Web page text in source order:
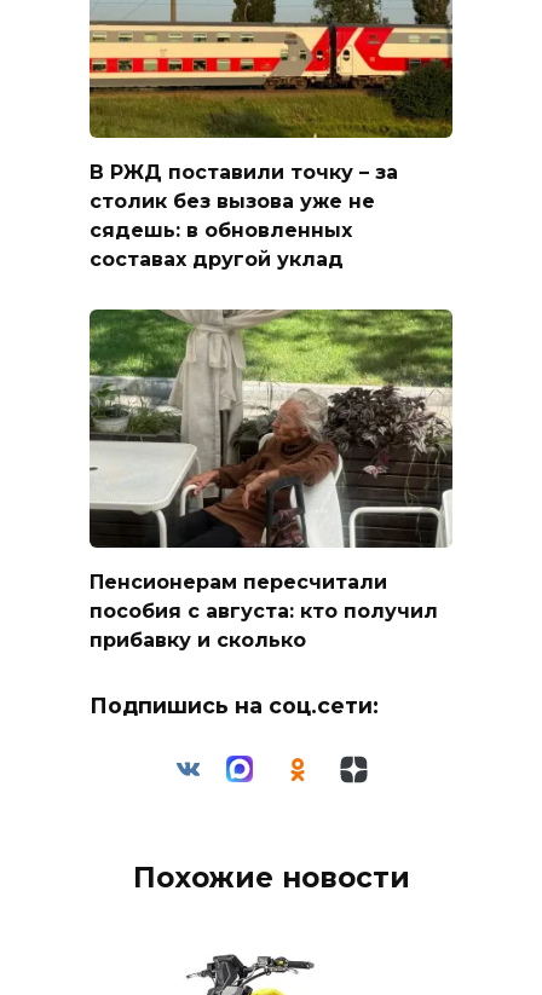
В РЖД поставили точку – за
столик без вызова уже не
сядешь: в обновленных
составах другой уклад
Пенсионерам пересчитали
пособия с августа: кто получил
прибавку и сколько
Подпишись на соц.сети:
Похожие новости